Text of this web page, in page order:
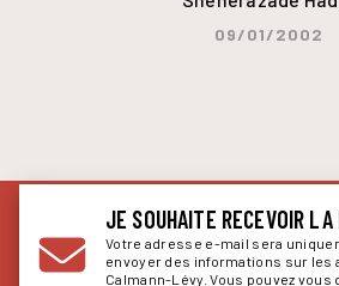
09/01/2002
JE SOUHAITE RECEVOIR
Votre adresse e-mail sera
envoyer des informations sur les
Calmann-Lévy. Vous pouvez